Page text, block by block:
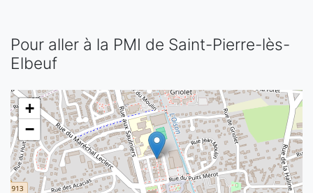
Pour aller à la PMI de Saint-Pierre-lès-
Elbeuf
+
−